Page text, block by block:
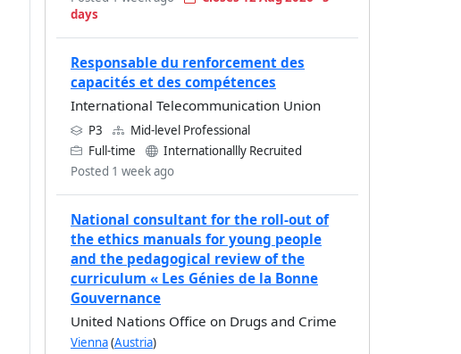
days
Responsable du renforcement des
capacités et des compétences
International Telecommunication Union
P3
Mid-level Professional
Full-time
Internationallly Recruited
Posted 1 week ago
National consultant for the roll-out of
the ethics manuals for young people
and the pedagogical review of the
curriculum « Les Génies de la Bonne
Gouvernance
United Nations Office on Drugs and Crime
Vienna(Austria)